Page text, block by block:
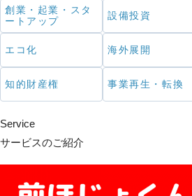
創業・起業・スタ
ートアップ
設備投資
エコ化 海外展開
知的財産権 事業再生・転換
Service
サービスのご紹介